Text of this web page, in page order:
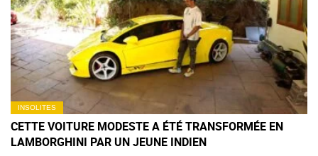
INSOLITES
CETTE VOITURE MODESTE A ÉTÉ TRANSFORMÉE EN
LAMBORGHINI PAR UN JEUNE INDIEN